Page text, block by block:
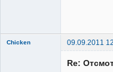
Chicken
09.09.2011
Re: